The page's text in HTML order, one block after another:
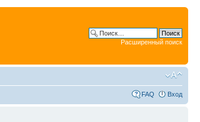
Расширенный поиск
FAQ Вход